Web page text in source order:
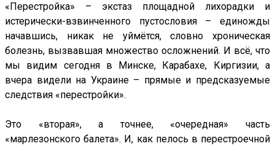
«Перестройка» – экстаз площадной лихорадки и
истерически-взвинченного пустословия – единожды
начавшись, никак не уймётся, словно хроническая
болезнь, вызвавшая множество осложнений. И всё, что
мы видим сегодня в Минске, Карабахе, Киргизии, а
вчера видели на Украине – прямые и предсказуемые
следствия «перестройки».
Это «вторая», а точнее, «очередная» часть
«марлезонского балета». И, как пелось в перестроечной